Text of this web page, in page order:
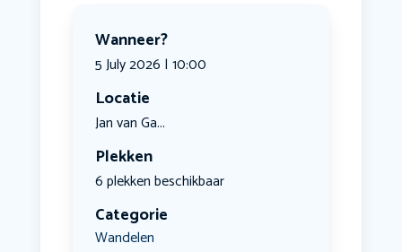
Wanneer?
5 July 2026 | 10:00
Locatie
Jan van Ga...
Plekken
6 plekken beschikbaar
Categorie
Wandelen